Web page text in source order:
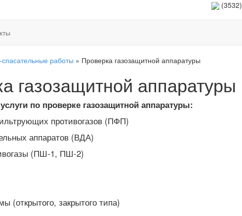
(3532)
работы » Проверка газозащитной аппаратуры
газозащитной аппаратуры
по проверке газозащитной аппаратуры:
противогазов (ПФП)
аппаратов (ВДА)
(ПШ-1, ПШ-2)
(открытого, закрытого типа)